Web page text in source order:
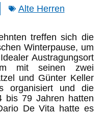
Alte Herren
treffen sich die
Winterpause, um
Austragungsort
mit seinen zwei
und Günter Keller
organisiert und die
bis 79 Jahren hatten
De Vita hatte es